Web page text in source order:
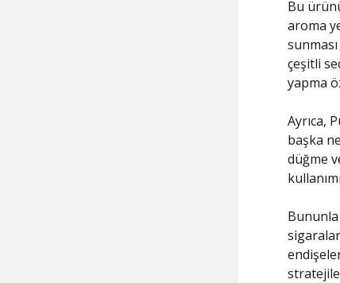
Bu
aroma
çeşitli
yapma
Ayrıca,
başka
düğme